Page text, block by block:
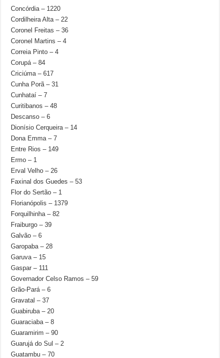
Concórdia – 1220
Cordilheira Alta – 22
Coronel Freitas – 36
Coronel Martins – 4
Correia Pinto – 4
Corupá – 84
Criciúma – 617
Cunha Porã – 31
Cunhataí – 7
Curitibanos – 48
Descanso – 6
Dionísio Cerqueira – 14
Dona Emma – 7
Entre Rios – 149
Ermo – 1
Erval Velho – 26
Faxinal dos Guedes – 53
Flor do Sertão – 1
Florianópolis – 1379
Forquilhinha – 82
Fraiburgo – 39
Galvão – 6
Garopaba – 28
Garuva – 15
Gaspar – 111
Governador Celso Ramos – 59
Grão-Pará – 6
Gravatal – 37
Guabiruba – 20
Guaraciaba – 8
Guaramirim – 90
Guarujá do Sul – 2
Guatambu – 70